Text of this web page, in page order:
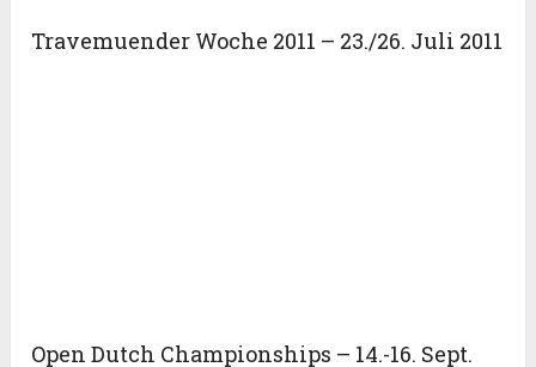
Travemuender Woche 2011 – 23./26. Juli 2011
Open Dutch Championships – 14.-16. Sept.